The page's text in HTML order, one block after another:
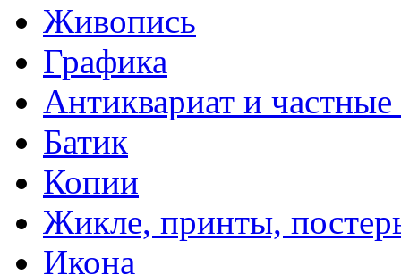
Живопись
Графика
Антиквариат и
Батик
Копии
Жикле, принты,
Икона